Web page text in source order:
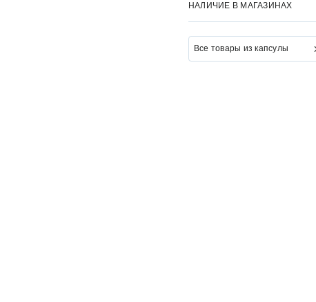
НАЛИЧИЕ В МАГАЗИНАХ
Все товары из капсулы